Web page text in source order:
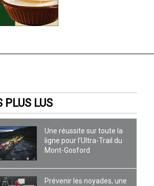
PLUS LUS
Une réussite sur toute la
ligne pour l’Ultra-Trail du
Mont-Gosford
Prévenir les noyades, une